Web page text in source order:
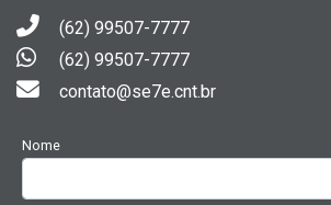
(62) 99507-7777
(62) 99507-7777
contato@se7e.cnt.br
Nome